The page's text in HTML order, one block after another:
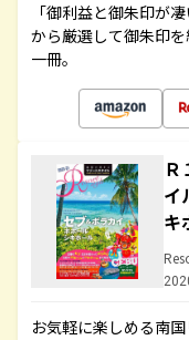
「御利益と御朱印が
から厳選して御朱印
一冊。
キ
お気軽に楽しめる南